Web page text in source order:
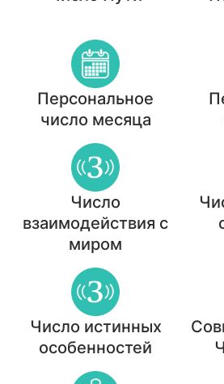
Персональное
число месяца
Число
взаимодействия с
миром
Число истинных
особенностей